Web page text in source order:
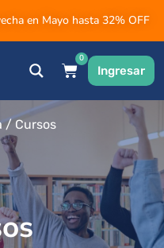
en Mayo hasta 32% OFF
0
Ingresar
/ Cursos